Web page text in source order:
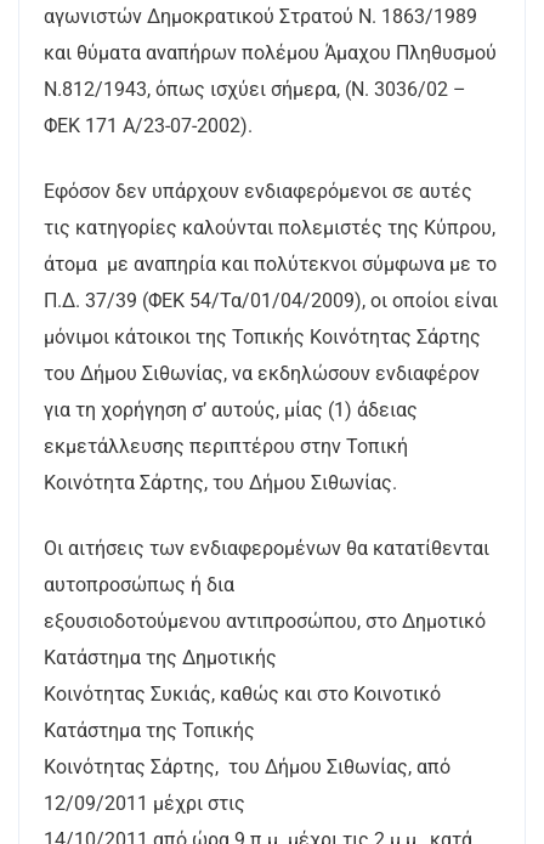
αγωνιστών Δημοκρατικού Στρατού Ν. 1863/1989
και θύματα αναπήρων πολέμου Άμαχου Πληθυσμού
Ν.812/1943, όπως ισχύει σήμερα, (Ν. 3036/02 –
ΦΕΚ 171 Α/23-07-2002).
Εφόσον δεν υπάρχουν ενδιαφερόμενοι σε αυτές
τις κατηγορίες καλούνται πολεμιστές της Κύπρου,
άτομα με αναπηρία και πολύτεκνοι σύμφωνα με το
Π.Δ. 37/39 (ΦΕΚ 54/Τα/01/04/2009), οι οποίοι είναι
μόνιμοι κάτοικοι της Τοπικής Κοινότητας Σάρτης
του Δήμου Σιθωνίας, να εκδηλώσουν ενδιαφέρον
για τη χορήγηση σ’ αυτούς, μίας (1) άδειας
εκμετάλλευσης περιπτέρου στην Τοπική
Κοινότητα Σάρτης, του Δήμου Σιθωνίας.
Οι αιτήσεις των ενδιαφερομένων θα κατατίθενται
αυτοπροσώπως ή δια
εξουσιοδοτούμενου αντιπροσώπου, στο Δημοτικό
Κατάστημα της Δημοτικής
Κοινότητας Συκιάς, καθώς και στο Κοινοτικό
Κατάστημα της Τοπικής
Κοινότητας Σάρτης, του Δήμου Σιθωνίας, από
12/09/2011 μέχρι στις